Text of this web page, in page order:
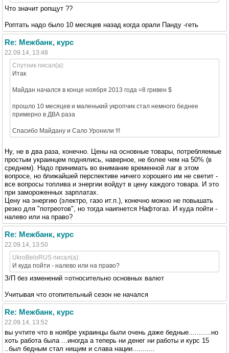
Что значит ропщут ??
Роптать надо было 10 месяцев назад когда орали Панду -геть
Re: Межбанк, курс
22.09.14, 13:48
Спутник писал(а):
Итак
Майдан начался в конце ноября 2013 года =8 гривен $
прошло 10 месяцев и маленький укропчик стал немного беднее
примерно в ДВА раза
Спасибо Майдану и Сало Уронили !!!
Ну, не в два раза, конечно. Цены на основные товары, потребляемые
простым украинцем поднялись, наверное, не более чем на 50% (в
среднем). Надо принимать во внимание временной лаг в этом
вопросе, но ближайшей перспективе ничего хорошего им не светит -
все вопросы топлива и энергии войдут в цену каждого товара. И это
при замороженных зарплатах.
Цену на энергию (электро, газо ит.п.), конечно можно не повышать
резко для "потреотов", но тогда наипнется Нафтогаз. И куда пойти -
налево или на право?
Re: Межбанк, курс
22.09.14, 13:50
UkroBeloRUS писал(а):
И куда пойти - налево или на право?
З/П без изменений =относительно основных валют
Учитывая что отопительный сезон не начался
Re: Межбанк, курс
22.09.14, 13:52
вы учтите что в ноябре украинцы были очень даже бедные...........но
хоть работа была ...иногда а теперь ни денег ни работы и курс 15
..был бедным стал нищим и слава нации...........